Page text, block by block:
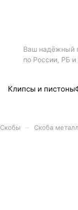
Ваш надёжный
по России, РБ
Клипсы и пистоны
Скобы Скоба